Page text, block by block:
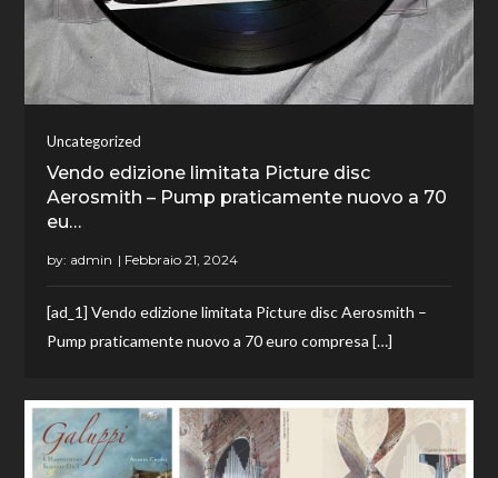
Uncategorized
Vendo edizione limitata Picture disc
Aerosmith – Pump praticamente nuovo a 70
eu…
by: admin
[ad_1] Vendo edizione limitata Picture disc Aerosmith –
Pump praticamente nuovo a 70 euro compresa […]